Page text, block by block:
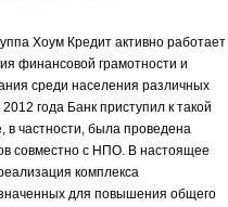
Хоум Кредит активно работает
финансовой грамотности и
среди населения различных
года Банк приступил к такой
в частности, была проведена
совместно с НПО. В настоящее
комплекса
для повышения общего